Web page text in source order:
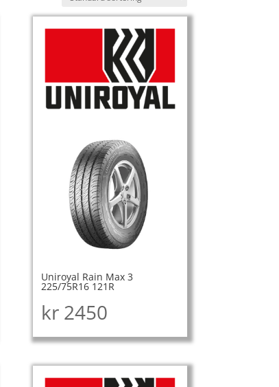
Uniroyal Rain Max 3
225/75R16 121R
kr2450